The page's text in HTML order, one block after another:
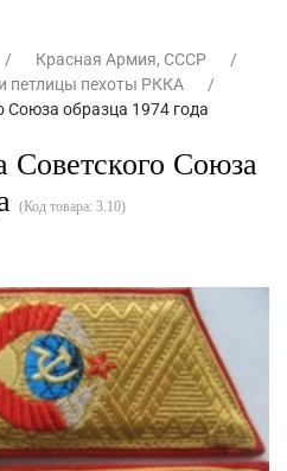
Красная Армия, СССР
петлицы пехоты РККА
образца 1974 года
Союза
(Код товара: 3.10)